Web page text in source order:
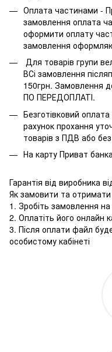
Оплата частинами -
замовлення оплата
оформити оплату
замовлення
Для товарів групи
ВСі замовлення
150грн. Замовлення
ПО ПЕРЕДОПЛАТІ.
Безготівковий
рахунок прохання
товарів з ПДВ або
На карту Приват
Гарантія від виробника
Як замовити та
1. Зробіть замовлення на
2. Оплатіть його онлайн
3. Після оплати файл
особистому кабінеті